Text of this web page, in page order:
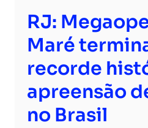
RJ:
Maré
recorde
apreensão
no Brasil